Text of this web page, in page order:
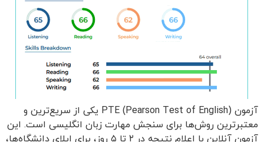
آزمون PTE (Pearson Test of English) یکی از سریع‌ترین و
معتبرترین روش‌ها برای سنجش مهارت زبان انگلیسی است. این
آزمون آنلاین با اعلام نتیجه در ۲ تا ۵ روز، برای اپلای دانشگاه‌ها،